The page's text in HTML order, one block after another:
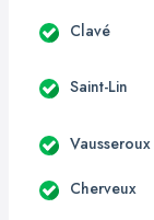
Clavé
Saint-Lin
Vausseroux
Cherveux